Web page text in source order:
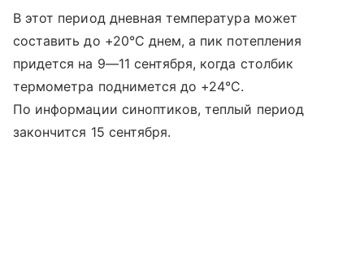
В этот период дневная температура может
составить до +20°С днем, а пик потепления
придется на 9—11 сентября, когда столбик
термометра поднимется до +24°С.
По информации синоптиков, теплый период
закончится 15 сентября.